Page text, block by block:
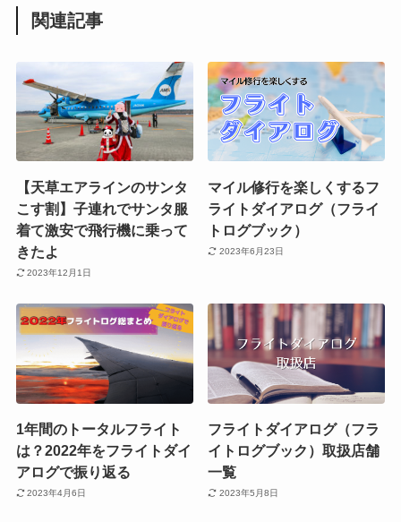
関連記事
【天草エアラインのサンタ
こす割】子連れでサンタ服
着て激安で飛行機に乗って
きたよ
2023年12月1日
マイル修行を楽しくするフ
ライトダイアログ（フライ
トログブック）
2023年6月23日
1年間のトータルフライト
は？2022年をフライトダイ
アログで振り返る
2023年4月6日
フライトダイアログ（フラ
イトログブック）取扱店舗
一覧
2023年5月8日